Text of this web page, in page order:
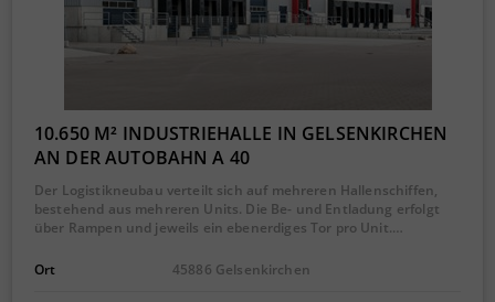
10.650 M² INDUSTRIEHALLE IN GELSENKIRCHEN
AN DER AUTOBAHN A 40
Der Logistikneubau verteilt sich auf mehreren Hallenschiffen,
bestehend aus mehreren Units. Die Be- und Entladung erfolgt
über Rampen und jeweils ein ebenerdiges Tor pro Unit.…
Ort 45886 Gelsenkirchen